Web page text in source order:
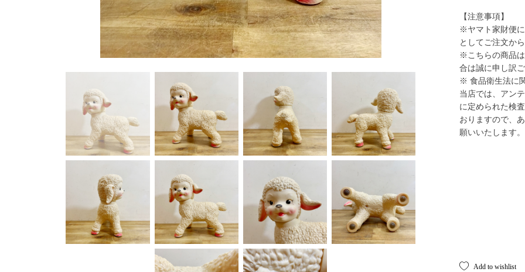
【注意事項】
※ヤマト家財便
としてご注文か
※こちらの商品
合は誠に申し訳
※ 食品衛生法に
当店では、アン
に定められた検
おりますので、
願いいたします。
Add to wishlist